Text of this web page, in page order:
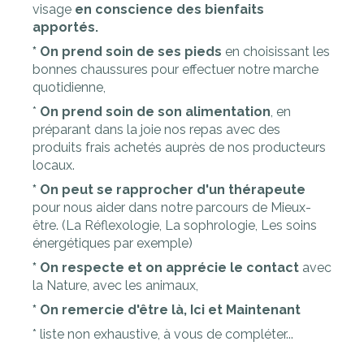
visage en conscience des bienfaits
apportés.
* On prend soin de ses pieds en choisissant les
bonnes chaussures pour effectuer notre marche
quotidienne,
* On prend soin de son alimentation , en
préparant dans la joie nos repas avec des
produits frais achetés auprès de nos producteurs
locaux.
* On peut se rapprocher d'un thérapeute
pour nous aider dans notre parcours de Mieux-
être. (La Réflexologie, La sophrologie, Les soins
énergétiques par exemple)
* On respecte et on apprécie le contact avec
la Nature, avec les animaux,
* On remercie d'être là, Ici et Maintenant
* liste non exhaustive, à vous de compléter...